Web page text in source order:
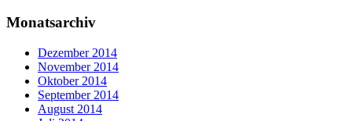
Monatsarchiv
Dezember 2014
November 2014
Oktober 2014
September 2014
August 2014